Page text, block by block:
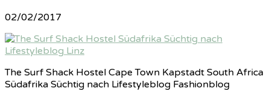
02/02/2017
The Surf Shack Hostel Cape Town Kapstadt South Africa
Südafrika Süchtig nach Lifestyleblog Fashionblog